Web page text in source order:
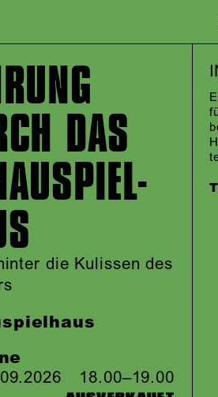
DAS
die Kulissen des
18.00–19.00